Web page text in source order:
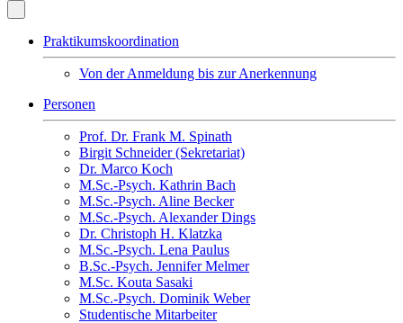
Praktikumskoordination
Von der Anmeldung bis zur Anerkennung
Personen
Prof. Dr. Frank M. Spinath
Birgit Schneider (Sekretariat)
Dr. Marco Koch
M.Sc.-Psych. Kathrin Bach
M.Sc.-Psych. Aline Becker
M.Sc.-Psych. Alexander Dings
Dr. Christoph H. Klatzka
M.Sc.-Psych. Lena Paulus
B.Sc.-Psych. Jennifer Melmer
M.Sc. Kouta Sasaki
M.Sc.-Psych. Dominik Weber
Studentische Mitarbeiter